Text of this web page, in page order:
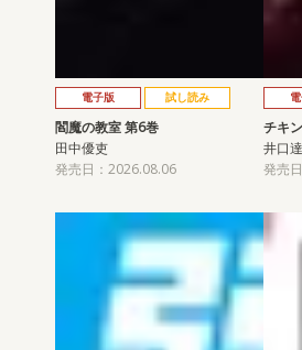
電子版 試し読み
閻魔の教室 第6巻
田中優吏
発売日：2026.08.06
チキ
井口
発売